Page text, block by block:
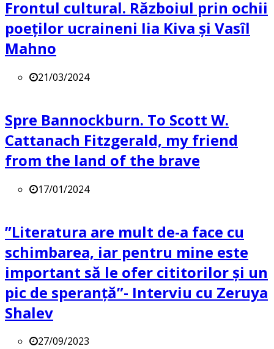
Frontul cultural. Războiul prin ochii
poeților ucraineni Iia Kiva și Vasîl
Mahno
21/03/2024
Spre Bannockburn. To Scott W.
Cattanach Fitzgerald, my friend
from the land of the brave
17/01/2024
”Literatura are mult de-a face cu
schimbarea, iar pentru mine este
important să le ofer cititorilor și un
pic de speranță”- Interviu cu Zeruya
Shalev
27/09/2023